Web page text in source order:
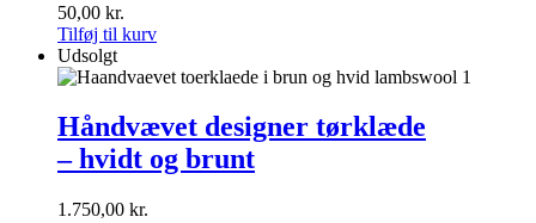
50,00 kr.
Tilføj til kurv
Udsolgt
designer
tørklæde<br>
–
og
Håndvævet designer tørklæde
– hvidt og brunt
1.750,00 kr.